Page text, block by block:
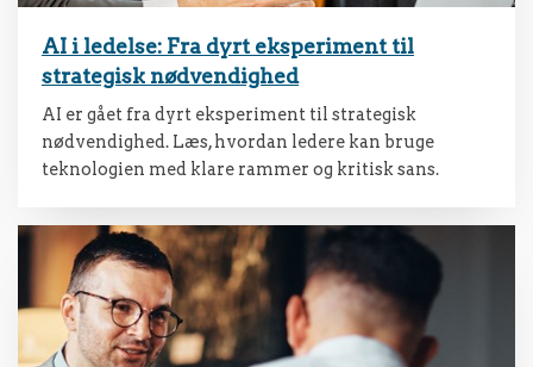
AI i ledelse: Fra dyrt eksperiment til
strategisk nødvendighed
AI er gået fra dyrt eksperiment til strategisk
nødvendighed. Læs, hvordan ledere kan bruge
teknologien med klare rammer og kritisk sans.